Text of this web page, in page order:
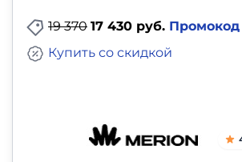
19 370 17 430 руб. Промокод
Купить со скидкой